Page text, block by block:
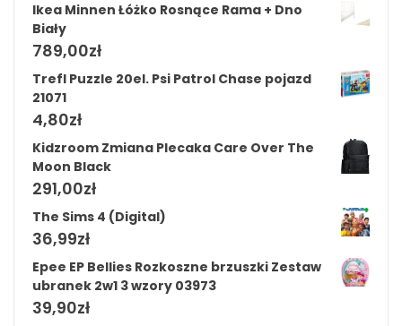
Ikea Minnen Łóżko Rosnące Rama + Dno
Biały
789,00zł
Trefl Puzzle 20el. Psi Patrol Chase pojazd
21071
4,80zł
Kidzroom Zmiana Plecaka Care Over The
Moon Black
291,00zł
The Sims 4 (Digital)
36,99zł
Epee EP Bellies Rozkoszne brzuszki Zestaw
ubranek 2w1 3 wzory 03973
39,90zł